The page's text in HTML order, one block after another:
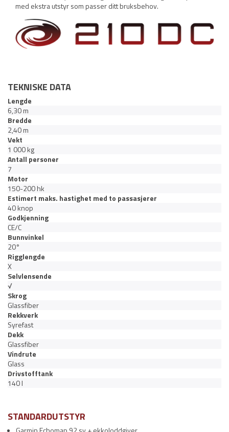
med ekstra utstyr som passer ditt bruksbehov.
TEKNISKE DATA
Lengde
6,30 m
Bredde
2,40 m
Vekt
1 000 kg
Antall personer
7
Motor
150-200 hk
Estimert maks. hastighet med to passasjerer
40 knop
Godkjenning
CE/C
Bunnvinkel
20°
Rigglengde
X
Selvlensende
√
Skrog
Glassfiber
Rekkverk
Syrefast
Dekk
Glassfiber
Vindrute
Glass
Drivstofftank
140 l
STANDARDUTSTYR